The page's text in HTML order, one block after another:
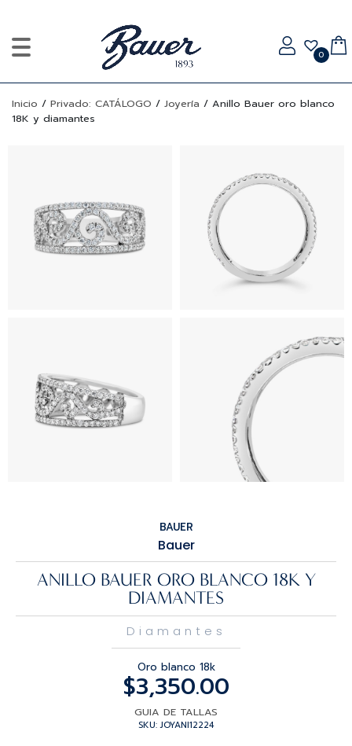
0
Inicio / Privado: CATÁLOGO / Joyería / Anillo Bauer oro blanco
18K y diamantes
BAUER
Bauer
ANILLO BAUER ORO BLANCO 18K Y
DIAMANTES
Diamantes
Oro blanco 18k
$3,350.00
GUIA DE TALLAS
SKU: JOYANI12224